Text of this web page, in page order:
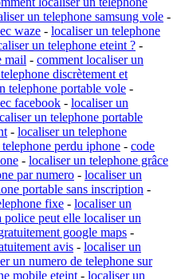
un telephone samsung vole -
waze - localiser un telephone
un telephone eteint ? -
mail - comment localiser un
discrètement et
telephone portable vole -
facebook - localiser un
un telephone portable
- localiser un telephone
perdu iphone - code
- localiser un telephone grâce
par numero - localiser un
portable sans inscription -
fixe - localiser un
police peut elle localiser un
google maps -
avis - localiser un
un numero de telephone sur
mobile eteint - localiser un